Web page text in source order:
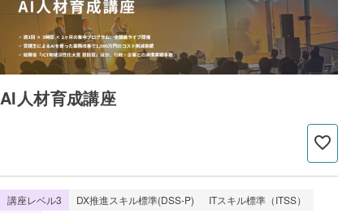
AI人材育成講座
講座レベル3 DX推進スキル標準(DSS-P)
ITスキル標準（ITSS）